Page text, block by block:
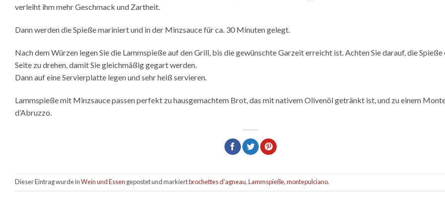
verleiht ihm mehr Geschmack und Zartheit.
Dann werden die Spieße mariniert und in der Minzsauce für ca. 30 Minuten gelegt.
Nach dem Würzen legen Sie die Lammspieße auf den Grill, bis die gewünschte Garzeit erreicht ist. Achten Sie darauf, die Spieße
Seite zu drehen, damit Sie gleichmäßig gegart werden.
Dann auf eine Servierplatte legen und sehr heiß servieren.
Lammspieße mit Minzsauce passen perfekt zu hausgemachtem Brot, das mit nativem Olivenöl getränkt ist, und zu einem
d’Abruzzo.
Dieser Eintrag wurde inWein und Essen gepostet und markiertbrochettes d'agneau,Lammspieße,montepulciano.